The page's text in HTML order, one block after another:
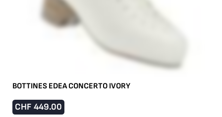
BOTTINES EDEA CONCERTO IVORY
CHF 449.00